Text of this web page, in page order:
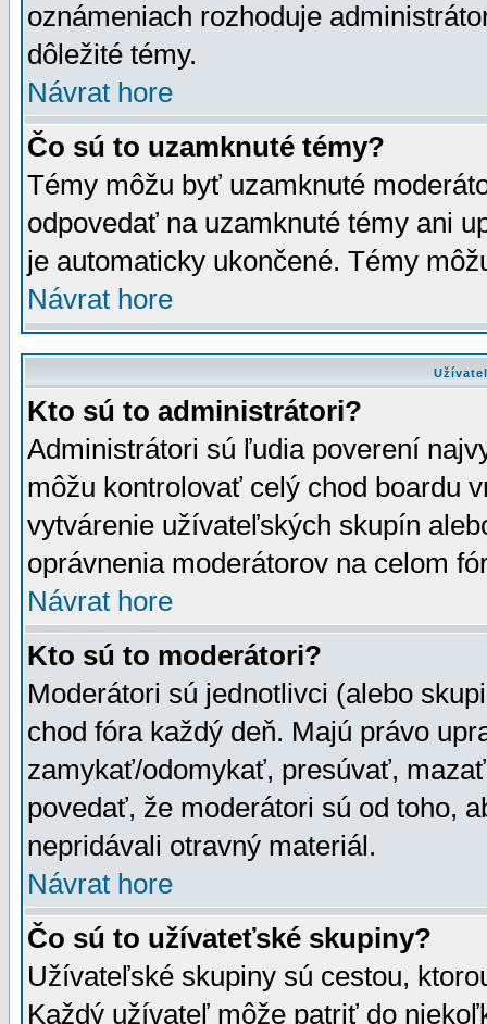
oznámeniach rozhoduje
dôležité témy.
Návrat hore
Čo sú to uzamknuté témy?
Témy môžu byť uzamknuté
odpovedať na uzamknuté témy ani
je automaticky ukončené. Témy
Návrat hore
Kto sú to administrátori?
Administrátori sú ľudia poverení
môžu kontrolovať celý chod boardu
vytvárenie užívateľských skupín
oprávnenia moderátorov na celom
Návrat hore
Kto sú to moderátori?
Moderátori sú jednotlivci (alebo
chod fóra každý deň. Majú právo
zamykať/odomykať, presúvať,
povedať, že moderátori sú od toho,
nepridávali otravný materiál.
Návrat hore
Čo sú to užívateťské skupiny?
Užívateľské skupiny sú cestou,
Každý užívateľ môže patriť do